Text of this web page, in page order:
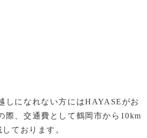
しになれない方にはHAYASEがお
際、交通費として鶴岡市から10km
ております。